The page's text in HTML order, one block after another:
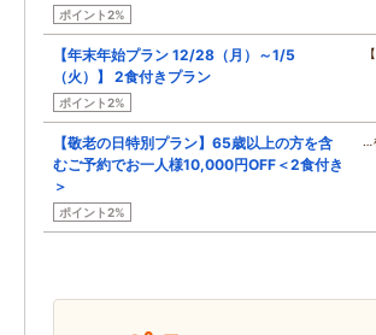
ポイント2%
【年末年始プラン 12/28（月）～1/5
（火）】 2食付きプラン
ポイント2%
【敬老の日特別プラン】65歳以上の方を含
むご予約でお一人様10,000円OFF＜2食付き
＞
ポイント2%
…